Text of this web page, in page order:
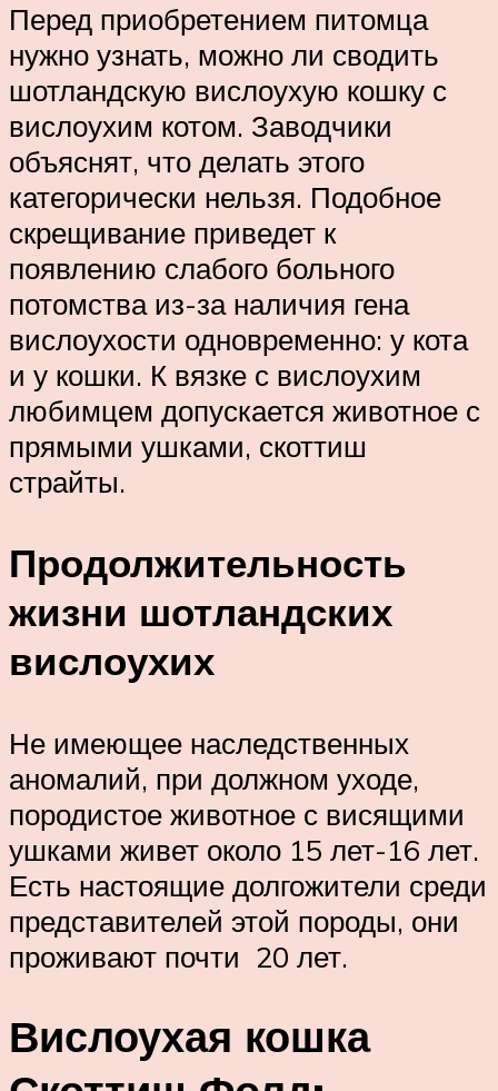
Перед приобретением питомца
нужно узнать, можно ли сводить
шотландскую вислоухую кошку с
вислоухим котом. Заводчики
объяснят, что делать этого
категорически нельзя. Подобное
скрещивание приведет к
появлению слабого больного
потомства из-за наличия гена
вислоухости одновременно: у кота
и у кошки. К вязке с вислоухим
любимцем допускается животное с
прямыми ушками, скоттиш
страйты.
Продолжительность
жизни шотландских
вислоухих
Не имеющее наследственных
аномалий, при должном уходе,
породистое животное с висящими
ушками живет около 15 лет-16 лет.
Есть настоящие долгожители среди
представителей этой породы, они
проживают почти 20 лет.
Вислоухая кошка